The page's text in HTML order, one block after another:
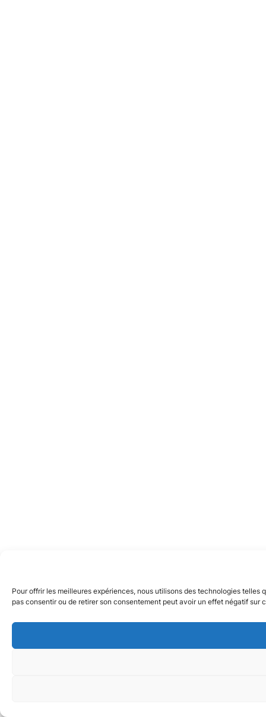
Pour offrir les meilleures expériences, nous utilisons des technologies
pas consentir ou de retirer son consentement peut avoir un effet négatif sur